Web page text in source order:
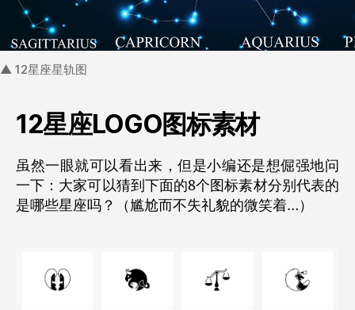
▲ 12星座星轨图
12星座LOGO图标素材
虽然一眼就可以看出来，但是小编还是想倔强地问
一下：大家可以猜到下面的8个图标素材分别代表的
是哪些星座吗？（尴尬而不失礼貌的微笑着…）